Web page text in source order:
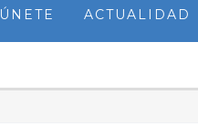
ÚNETE ACTUALIDAD